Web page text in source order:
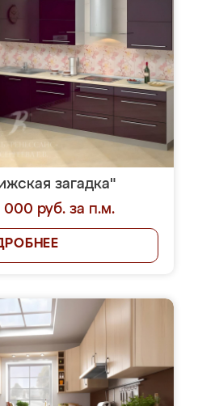
загадка"
000 руб. за п.м.